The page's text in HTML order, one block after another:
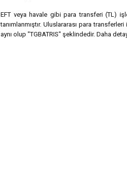
EFT veya havale gibi para transferi (TL)
tanımlanmıştır. Uluslararası para
aynı olup "TGBATRIS" şeklindedir. Daha